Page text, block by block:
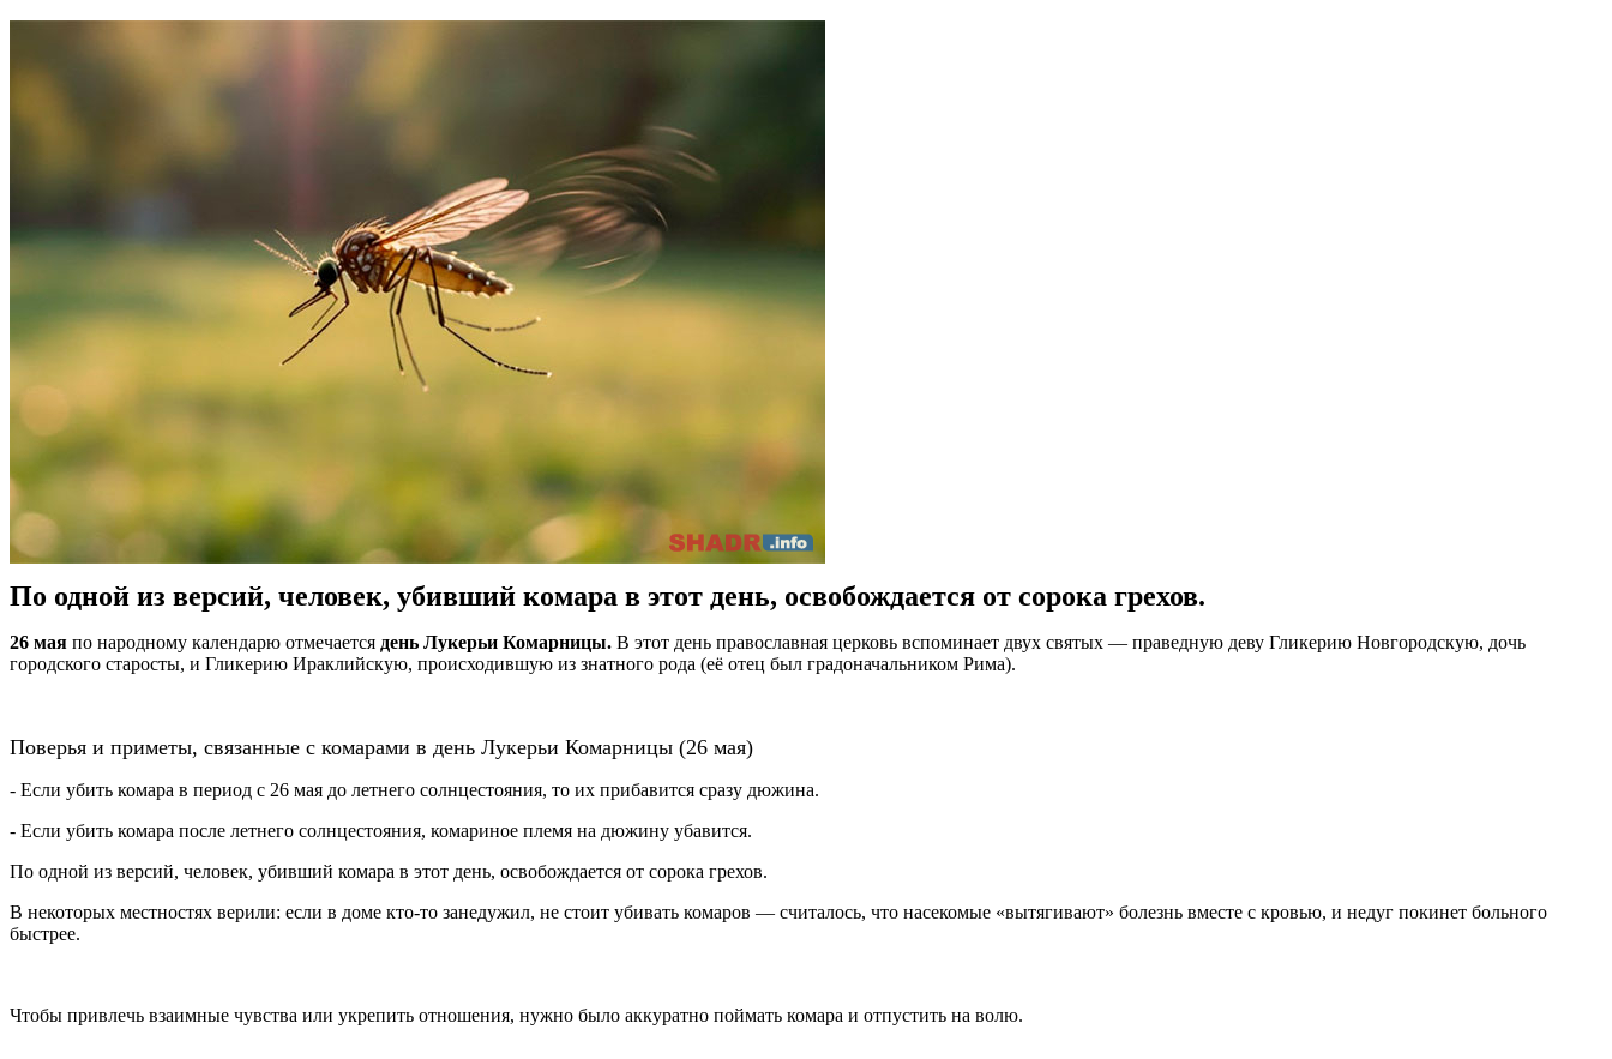
По одной из версий, человек, убивший комара в этот день, освобождается от сорока грехов.
26 мая по народному календарю отмечается день Лукерьи Комарницы. В этот день православная церковь вспоминает двух святых — праведную деву Гликерию Новгородскую, дочь
городского старосты, и Гликерию Ираклийскую, происходившую из знатного рода (её отец был градоначальником Рима).
Поверья и приметы, связанные с комарами в день Лукерьи Комарницы (26 мая)
- Если убить комара в период с 26 мая до летнего солнцестояния, то их прибавится сразу дюжина.
- Если убить комара после летнего солнцестояния, комариное племя на дюжину убавится.
По одной из версий, человек, убивший комара в этот день, освобождается от сорока грехов.
В некоторых местностях верили: если в доме кто‑то занедужил, не стоит убивать комаров — считалось, что насекомые «вытягивают» болезнь вместе с кровью, и недуг покинет больного
быстрее.
Чтобы привлечь взаимные чувства или укрепить отношения, нужно было аккуратно поймать комара и отпустить на волю.